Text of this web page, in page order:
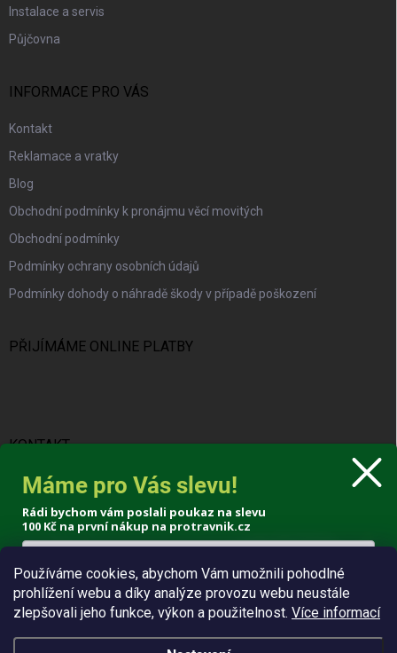
Používáme cookies, abychom Vám umožnili pohodlné
prohlížení webu a díky analýze provozu webu neustále
zlepšovali jeho funkce, výkon a použitelnost. Více informací
Instalace a servis
Půjčovna
INFORMACE PRO VÁS
Kontakt
Reklamace a vratky
Blog
Obchodní podmínky k pronájmu věcí movitých
Obchodní podmínky
Podmínky ochrany osobních údajů
Podmínky dohody o náhradě škody v případě poškození
PŘIJÍMÁME ONLINE PLATBY
KONTAKT
info@protravnik.cz
+420 724 308 341
Máme pro Vás slevu!
Rádi bychom vám poslali poukaz na slevu
100 Kč na první nákup na protravnik.cz
Poslat voucher